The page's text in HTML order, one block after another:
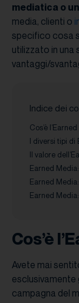
mediatica o
media, clienti o
specifico cosa
utilizzato in una
vantaggi/
Indice dei
Cos’è
I diversi tipi di
Il valore
Earned
Earned
Earned
Cos’è
Avete mai
esclusivamente
campagna del